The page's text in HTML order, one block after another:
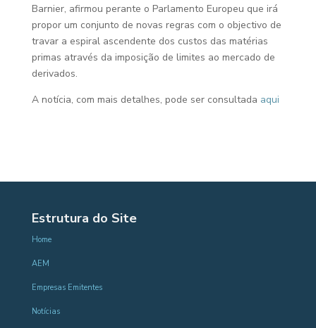
Barnier, afirmou perante o Parlamento Europeu que irá
propor um conjunto de novas regras com o objectivo de
travar a espiral ascendente dos custos das matérias
primas através da imposição de limites ao mercado de
derivados.
A notícia, com mais detalhes, pode ser consultada aqui
Estrutura do Site
Home
AEM
Empresas Emitentes
Notícias